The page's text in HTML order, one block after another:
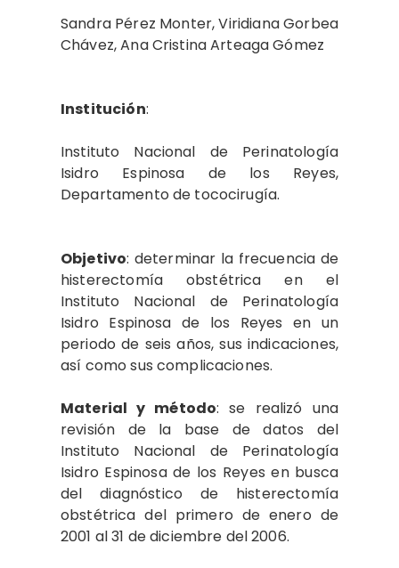
Sandra Pérez Monter, Viridiana Gorbea
Chávez, Ana Cristina Arteaga Gómez
Institución:
Instituto Nacional de Perinatología
Isidro Espinosa de los Reyes,
Departamento de tococirugía.
Objetivo: determinar la frecuencia de
histerectomía obstétrica en el
Instituto Nacional de Perinatología
Isidro Espinosa de los Reyes en un
periodo de seis años, sus indicaciones,
así como sus complicaciones.
Material y método: se realizó una
revisión de la base de datos del
Instituto Nacional de Perinatología
Isidro Espinosa de los Reyes en busca
del diagnóstico de histerectomía
obstétrica del primero de enero de
2001 al 31 de diciembre del 2006.